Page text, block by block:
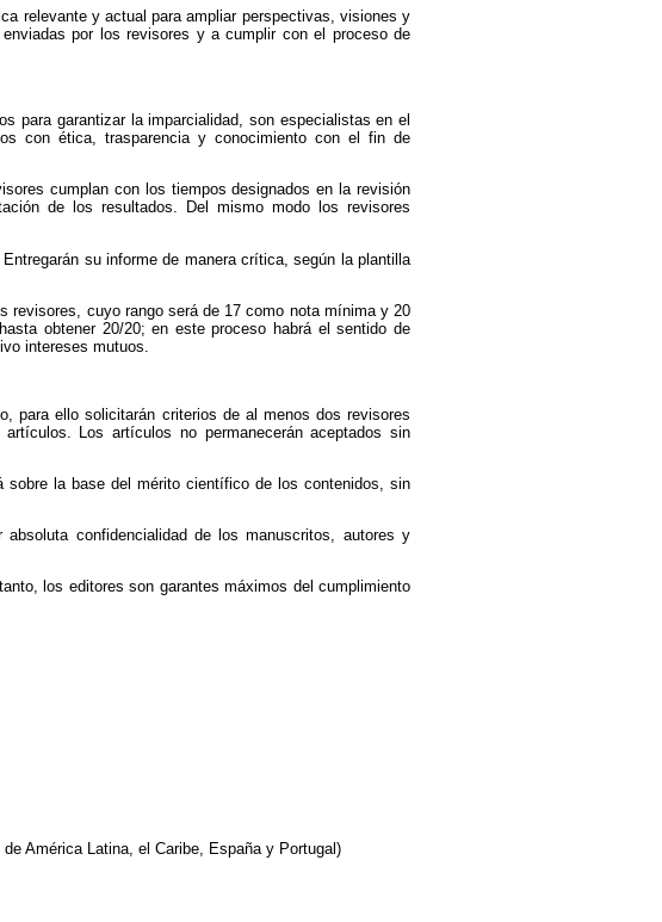
relevante y actual para ampliar perspectivas, visiones y
por los revisores y a cumplir con el proceso de
para garantizar la imparcialidad, son especialistas en el
con ética, trasparencia y conocimiento con el fin de
cumplan con los tiempos designados en la revisión
de los resultados. Del mismo modo los revisores
su informe de manera crítica, según la plantilla
revisores, cuyo rango será de 17 como nota mínima y 20
obtener 20/20; en este proceso habrá el sentido de
intereses mutuos.
para ello solicitarán criterios de al menos dos revisores
Los artículos no permanecerán aceptados sin
sobre la base del mérito científico de los contenidos, sin
confidencialidad de los manuscritos, autores y
los editores son garantes máximos del cumplimiento
América Latina, el Caribe, España y Portugal)